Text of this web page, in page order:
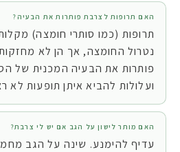
האם תרופות לצרבת פותרות את הבעיה?
תרופות (כמו סותרי חומצה)
נטרול החומצה, אך הן לא
פותרות את הבעיה המכנית של
ועלולות להביא איתן תופעות לא
האם מותר לישון על הגב אם יש לי צרבת?
עדיף להימנע. שינה על הגב